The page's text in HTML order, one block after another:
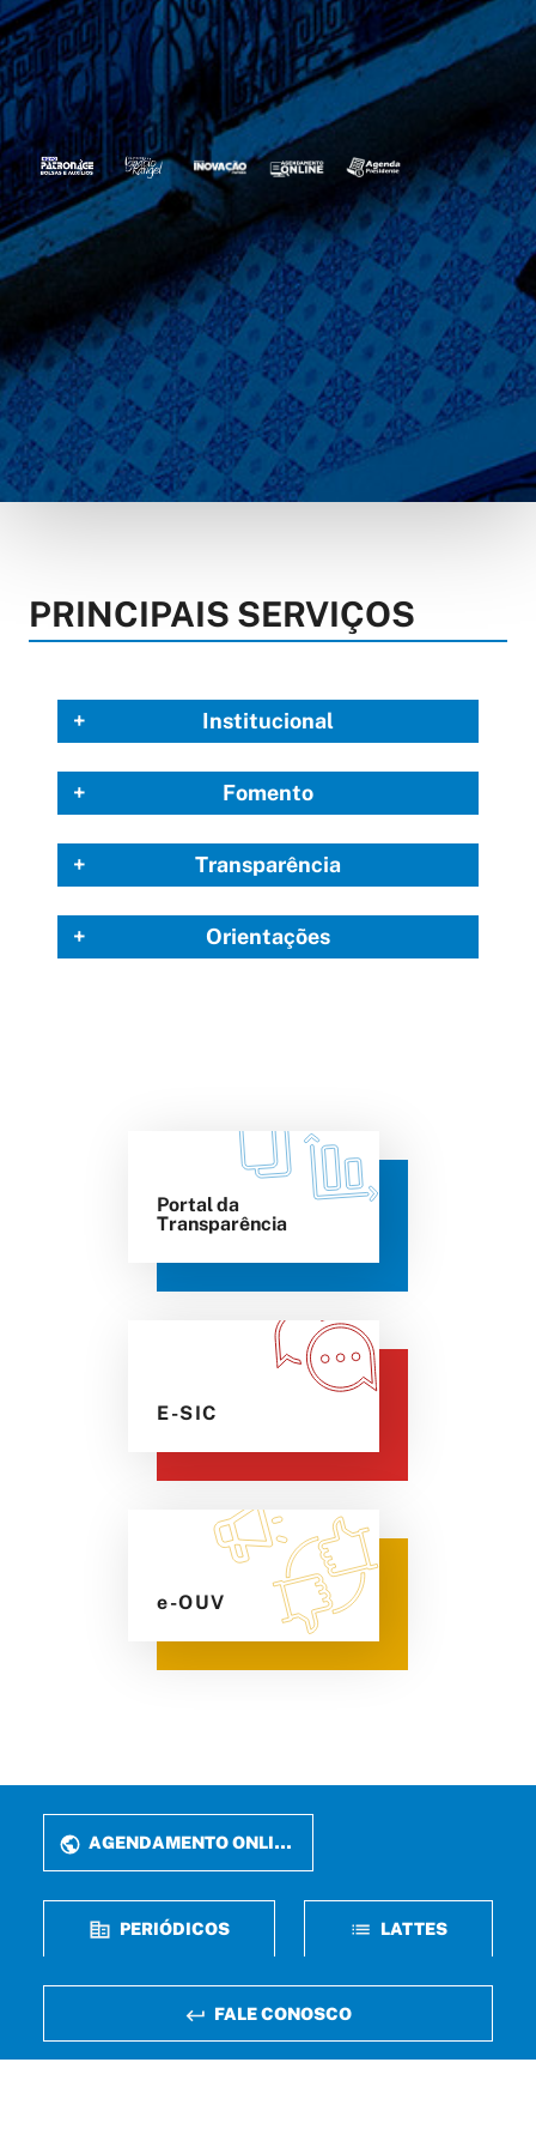
PRINCIPAIS SERVIÇOS
Institucional
Fomento
Transparência
Orientações
Portal da
Transparência
E-SIC
e-OUV
AGENDAMENTO ONLINE
PERIÓDICOS LATTES
FALE CONOSCO